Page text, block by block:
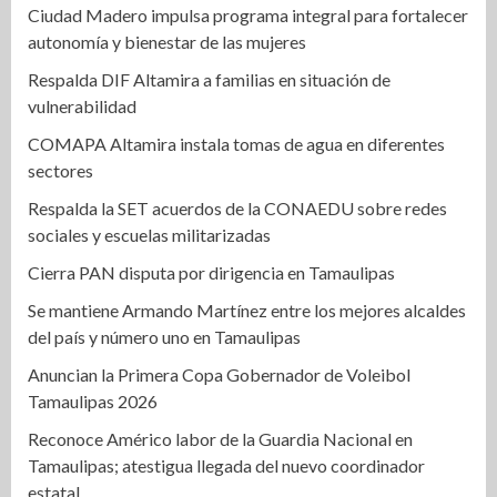
Ciudad Madero impulsa programa integral para fortalecer
autonomía y bienestar de las mujeres
Respalda DIF Altamira a familias en situación de
vulnerabilidad
COMAPA Altamira instala tomas de agua en diferentes
sectores
Respalda la SET acuerdos de la CONAEDU sobre redes
sociales y escuelas militarizadas
Cierra PAN disputa por dirigencia en Tamaulipas
Se mantiene Armando Martínez entre los mejores alcaldes
del país y número uno en Tamaulipas
Anuncian la Primera Copa Gobernador de Voleibol
Tamaulipas 2026
Reconoce Américo labor de la Guardia Nacional en
Tamaulipas; atestigua llegada del nuevo coordinador
estatal